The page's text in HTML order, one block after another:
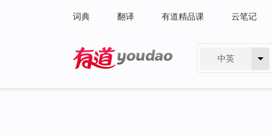
词典 翻译 有道精品课 云笔记
中英